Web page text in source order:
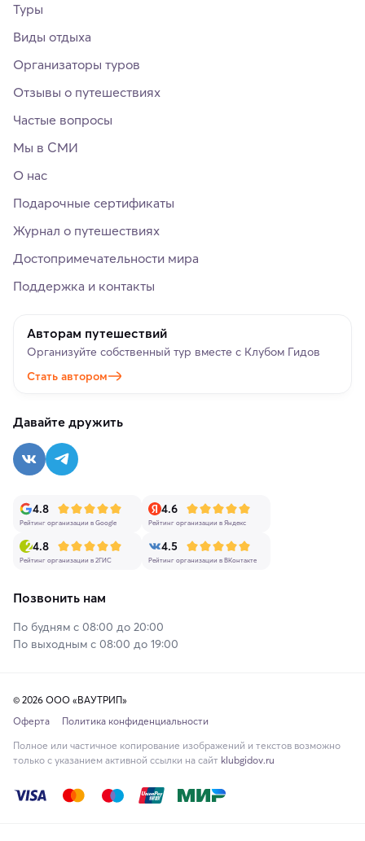
Туры
Виды отдыха
Организаторы туров
Отзывы о путешествиях
Частые вопросы
Мы в СМИ
О нас
Подарочные сертификаты
Журнал о путешествиях
Достопримечательности мира
Поддержка и контакты
Авторам путешествий
Организуйте собственный тур вместе с Клубом Гидов
Стать автором
Давайте дружить
4.8
Рейтинг организации в Google
4.6
Рейтинг организации в Яндекс
4.8
Рейтинг организации в 2ГИС
4.5
Рейтинг организации в ВКонтакте
Позвонить нам
По будням с 08:00 до 20:00
По выходным с 08:00 до 19:00
© 2026 ООО «ВАУТРИП»
Оферта
Политика конфиденциальности
Полное или частичное копирование изображений и текстов возможно
только с указанием активной ссылки на сайт klubgidov.ru